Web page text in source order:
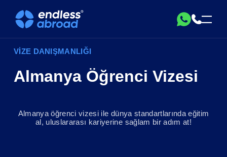
VİZE DANIŞMANLIĞI
Almanya Öğrenci Vizesi
Almanya öğrenci vizesi ile dünya standartlarında eğitim
al, uluslararası kariyerine sağlam bir adım at!